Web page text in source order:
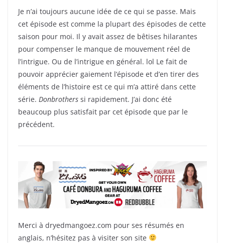
Je n’ai toujours aucune idée de ce qui se passe. Mais
cet épisode est comme la plupart des épisodes de cette
saison pour moi. Il y avait assez de bêtises hilarantes
pour compenser le manque de mouvement réel de
l’intrigue. Ou de l’intrigue en général. lol Le fait de
pouvoir apprécier gaiement l’épisode et d’en tirer des
éléments de l’histoire est ce qui m’a attiré dans cette
série. Donbrothers si rapidement. J’ai donc été
beaucoup plus satisfait par cet épisode que par le
précédent.
Merci à dryedmangoez.com pour ses résumés en
anglais, n’hésitez pas à visiter son site